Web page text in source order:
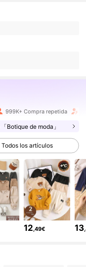
999K+ Compra repetida
「Botique de moda」
Todos los artículos
12,49€ 13